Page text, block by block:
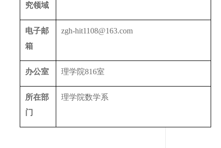
究领域
电子邮
箱
zgh-hit1108@163.com
办公室 理学院816室
所在部
门
理学院数学系